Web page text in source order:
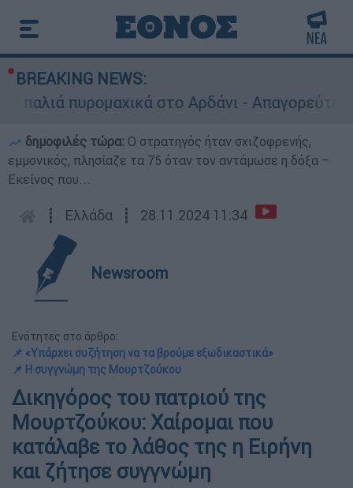
BREAKING NEWS:
πυρομαχικά στο Αρδάνι - Απαγορεύτηκε η
δημοφιλές τώρα: O στρατηγός ήταν σχιζοφρενής,
εμμονικός, πλησίαζε τα 75 όταν τον αντάμωσε η δόξα –
Εκείνος που...
┋ Ελλάδα ┋ 28.11.2024 11:34
Newsroom
Ενότητες στο άρθρο:
📌 «Υπάρχει συζήτηση να τα βρούμε εξωδικαστικά»
📌 Η συγγνώμη της Μουρτζούκου
Δικηγόρος του πατριού της
Μουρτζούκου: Χαίρομαι που
κατάλαβε το λάθος της η Ειρήνη
και ζήτησε συγγνώμη